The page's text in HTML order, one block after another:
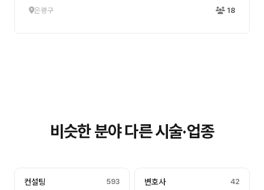
은평구 18
비슷한 분야 다른 시술·업종
컨설팅 593 변호사 42